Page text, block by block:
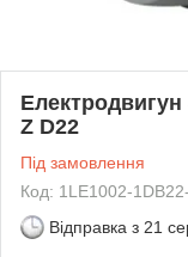
Z D22
Під замовлення
Код: 1LE1002-
Відправка з 21